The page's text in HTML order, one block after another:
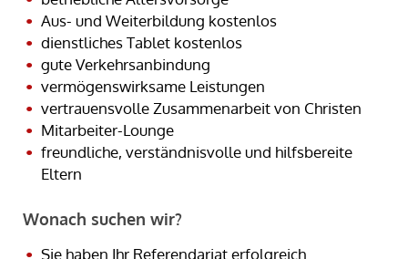
Aus- und Weiterbildung kostenlos
dienstliches Tablet kostenlos
gute Verkehrsanbindung
vermögenswirksame Leistungen
vertrauensvolle Zusammenarbeit von Christen
Mitarbeiter-Lounge
freundliche, verständnisvolle und hilfsbereite
Eltern
Wonach suchen wir?
Sie haben Ihr Referendariat erfolgreich